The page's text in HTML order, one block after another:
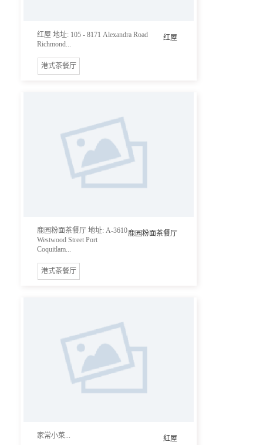
红屋
红屋 地址: 105 - 8171 Alexandra Road
Richmond...
港式茶餐厅
鹿园粉面茶餐厅
鹿园粉面茶餐厅 地址: A-3610
Westwood Street Port
Coquitlam...
港式茶餐厅
紅屋
家常小菜...